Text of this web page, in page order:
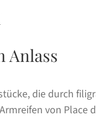
Anlass
die durch
von Place